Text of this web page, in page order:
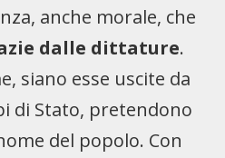
anche morale, che
dalle dittature.
siano esse uscite da
di Stato, pretendono
del popolo. Con